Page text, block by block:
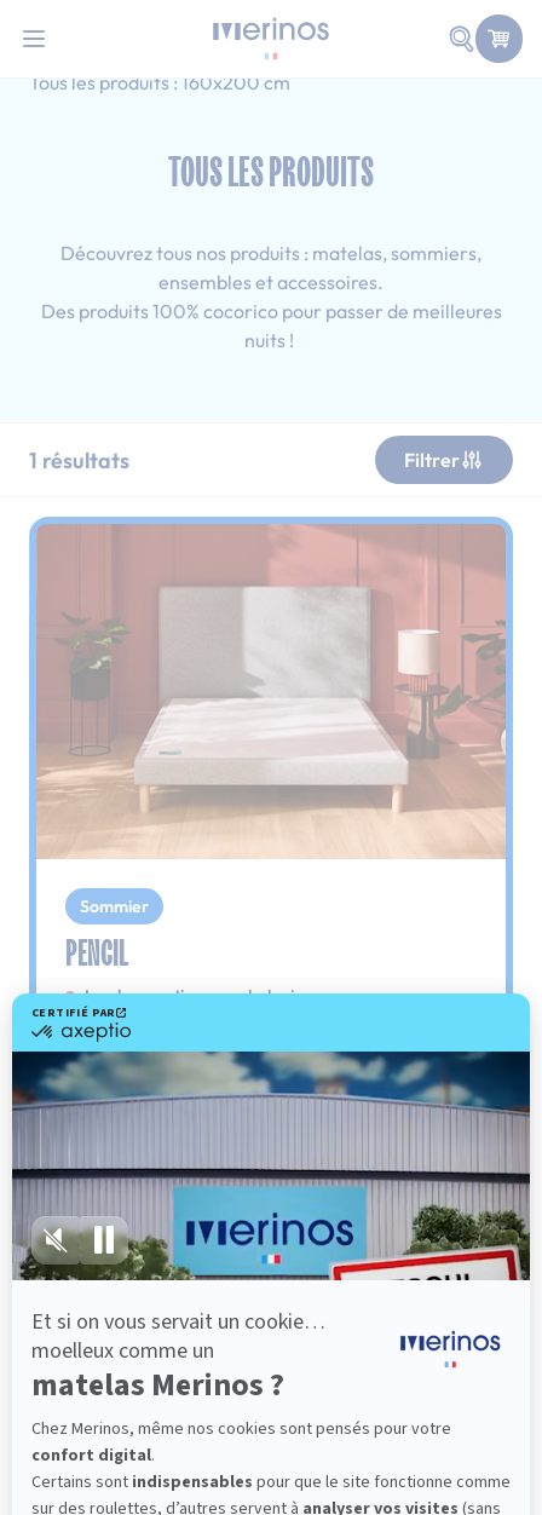
Faire
Accueil
Simple
Tous les produits : 160x200 cm
TOUS LES PRODUITS
Découvrez tous nos produits : matelas, sommiers,
ensembles et accessoires.
Des produits 100% cocorico pour passer de meilleures
nuits !
1 résultats Filtrer
Sommier
PENCIL
Le plus : soutien morphologique
Grâce à ses 3 zones de confort, le sommier
Pencil vous assure tout son soutien. Avec les
épaules, le dos et le bassin qui reposent sur ses
lattes, vous évitez les douleurs au petit matin.
501,00 €
Découvrir
Fabrication Française